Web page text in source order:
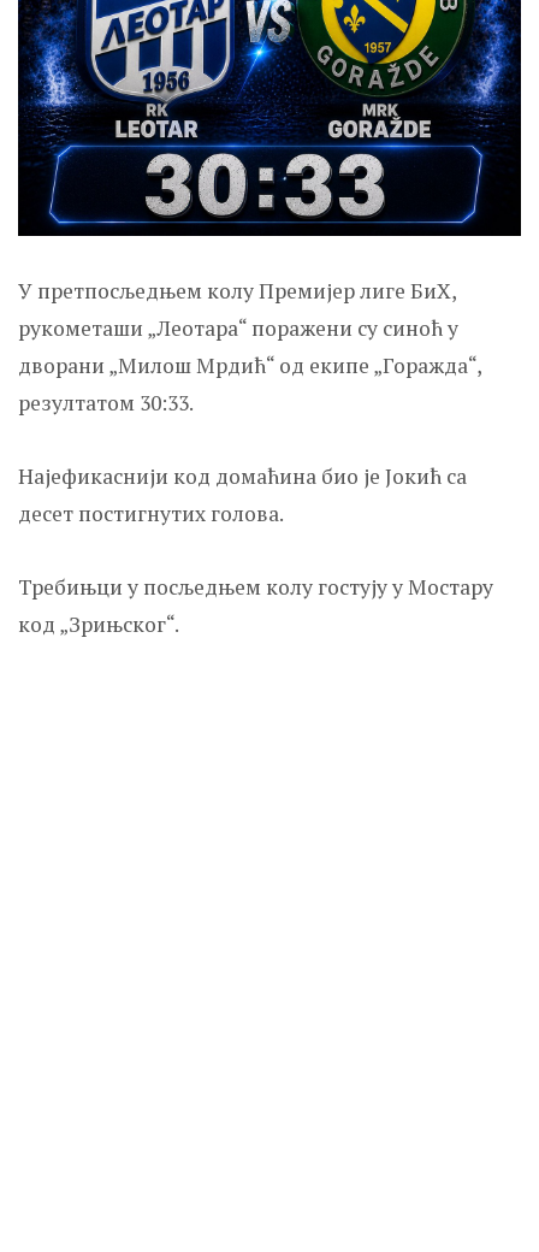
У претпосљедњем колу Премијер лиге БиХ,
рукометаши „Леотара“ поражени су синоћ у
дворани „Милош Мрдић“ од екипе „Горажда“,
резултатом 30:33.
Најефикаснији код домаћина био је Јокић са
десет постигнутих голова.
Требињци у посљедњем колу гостују у Мостару
код „Зрињског“.